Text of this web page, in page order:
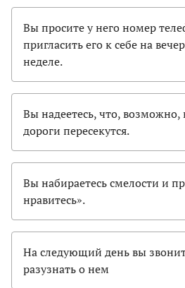
Вы просите у него номер
пригласить его к себе на
неделе.
Вы надеетесь, что,
дороги пересекутся.
Вы набираетесь смелости и
нравитесь».
На следующий день вы
разузнать о нем